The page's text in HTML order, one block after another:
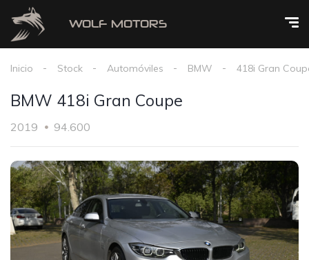
Inicio Stock Automóviles BMW 418i Gran
BMW 418i Gran Coupe
2019 94.600